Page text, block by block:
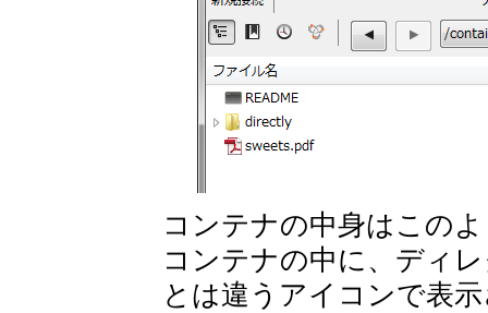
コンテナの中身はこの
コンテナの中に、ディ
とは違うアイコンで表